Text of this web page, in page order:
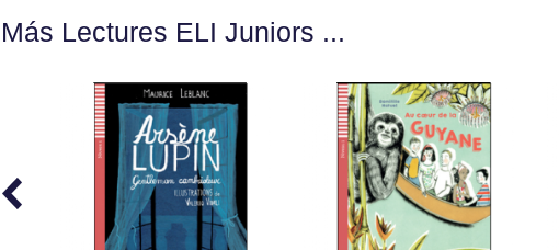
Más Lectures ELI Juniors ...